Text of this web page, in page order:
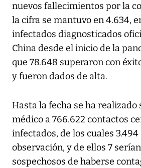
nuevos fallecimientos por la
la cifra se mantuvo en 4.634,
infectados diagnosticados
China desde el inicio de la
que 78.648 superaron con
y fueron dados de alta.
Hasta la fecha se ha
médico a 766.622 contactos
infectados, de los cuales
observación, y de ellos 7
sospechosos de haberse